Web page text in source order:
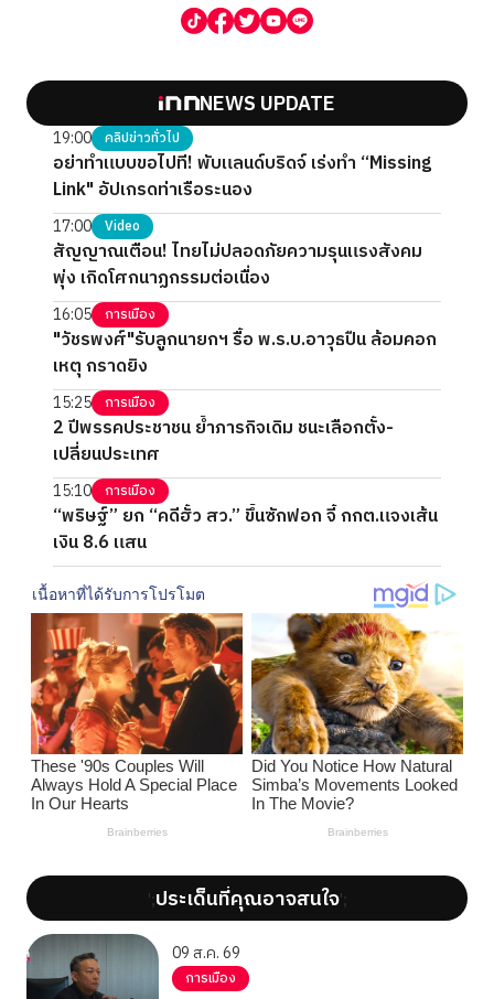
NEWS UPDATE
19:00 คลิปข่าวทั่วไป
อย่าทำแบบขอไปที! พับแลนด์บริดจ์ เร่งทำ “Missing
Link" อัปเกรดท่าเรือระนอง
17:00 Video
สัญญาณเตือน! ไทยไม่ปลอดภัยความรุนแรงสังคม
พุ่ง เกิดโศกนาฏกรรมต่อเนื่อง
16:05 การเมือง
"วัชรพงศ์"รับลูกนายกฯ รื้อ พ.ร.บ.อาวุธปืน ล้อมคอก
เหตุ กราดยิง
15:25 การเมือง
2 ปีพรรคประชาชน ย้ำภารกิจเดิม ชนะเลือกตั้ง-
เปลี่ยนประเทศ
15:10 การเมือง
“พริษฐ์” ยก “คดีฮั้ว สว.” ขึ้นซักฟอก จี้ กกต.แจงเส้น
เงิน 8.6 แสน
';ประเด็นที่คุณอาจสนใจ';
09 ส.ค. 69
การเมือง